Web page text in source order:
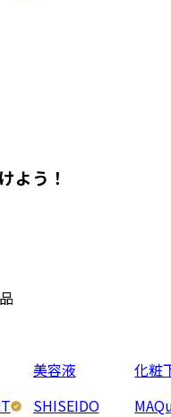
よう！
美容液
SHISEIDO
化粧